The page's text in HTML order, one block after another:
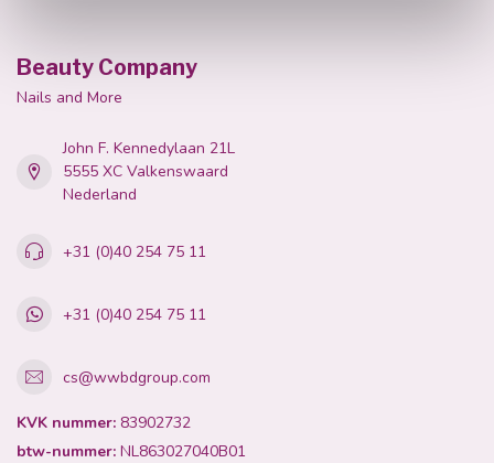
Beauty Company
Nails and More
John F. Kennedylaan 21L
5555 XC Valkenswaard
Nederland
+31 (0)40 254 75 11
+31 (0)40 254 75 11
cs@wwbdgroup.com
KVK nummer: 83902732
btw-nummer: NL863027040B01